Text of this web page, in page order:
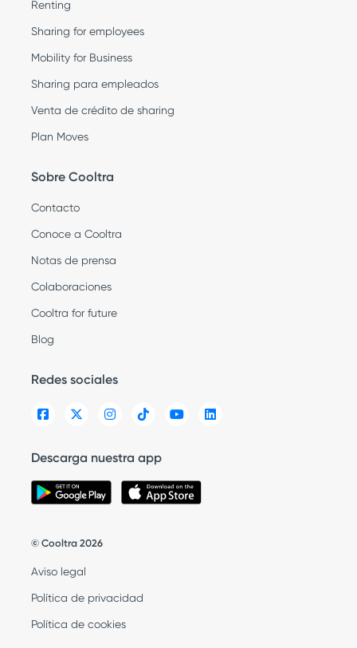
Renting
Sharing for employees
Mobility for Business
Sharing para empleados
Venta de crédito de sharing
Plan Moves
Sobre Cooltra
Contacto
Conoce a Cooltra
Notas de prensa
Colaboraciones
Cooltra for future
Blog
Redes sociales
Descarga nuestra app
© Cooltra 2026
Aviso legal
Política de privacidad
Política de cookies